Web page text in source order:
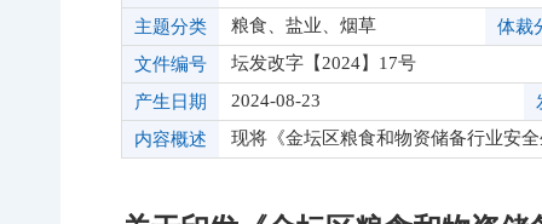
主题分类
粮食、盐业、烟草
体裁
文件编号
坛发改字【2024】17号
产生日期
2024-08-23
内容概述
现将《金坛区粮食和物资储备行业安